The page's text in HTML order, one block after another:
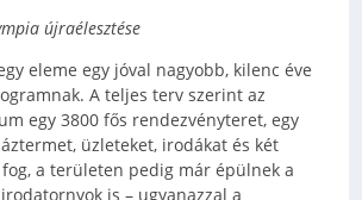
újraélesztése
eleme egy jóval nagyobb, kilenc éve
A teljes terv szerint az
egy 3800 fős rendezvényteret, egy
üzleteket, irodákat és két
a területen pedig már épülnek a
is – ugyanazzal a